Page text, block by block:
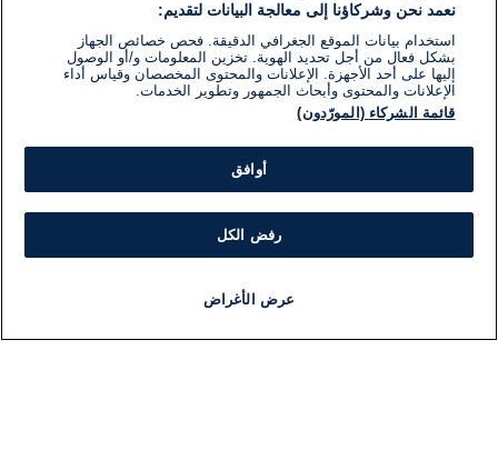
نعمد نحن وشركاؤنا إلى معالجة البيانات لتقديم:
استخدام بيانات الموقع الجغرافي الدقيقة. فحص خصائص الجهاز
بشكل فعال من أجل تحديد الهوية. تخزين المعلومات و/أو الوصول
إليها على أحد الأجهزة. الإعلانات والمحتوى المخصصان وقياس أداء
الإعلانات والمحتوى وأبحاث الجمهور وتطوير الخدمات.
قائمة الشركاء (المورّدون)
أوافق
رفض الكل
عرض الأغراض